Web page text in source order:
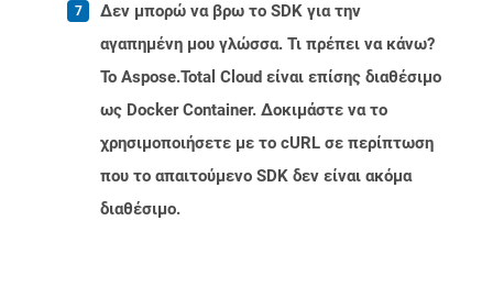
Δεν μπορώ να βρω το SDK για την
αγαπημένη μου γλώσσα. Τι πρέπει να κάνω?
Το Aspose.Total Cloud είναι επίσης διαθέσιμο
ως Docker Container. Δοκιμάστε να το
χρησιμοποιήσετε με το cURL σε περίπτωση
που το απαιτούμενο SDK δεν είναι ακόμα
διαθέσιμο.